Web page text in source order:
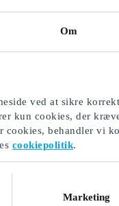
Om
ved at sikre korrekt
kun cookies, der
cookies, behandler vi
cookiepolitik.
Marketing